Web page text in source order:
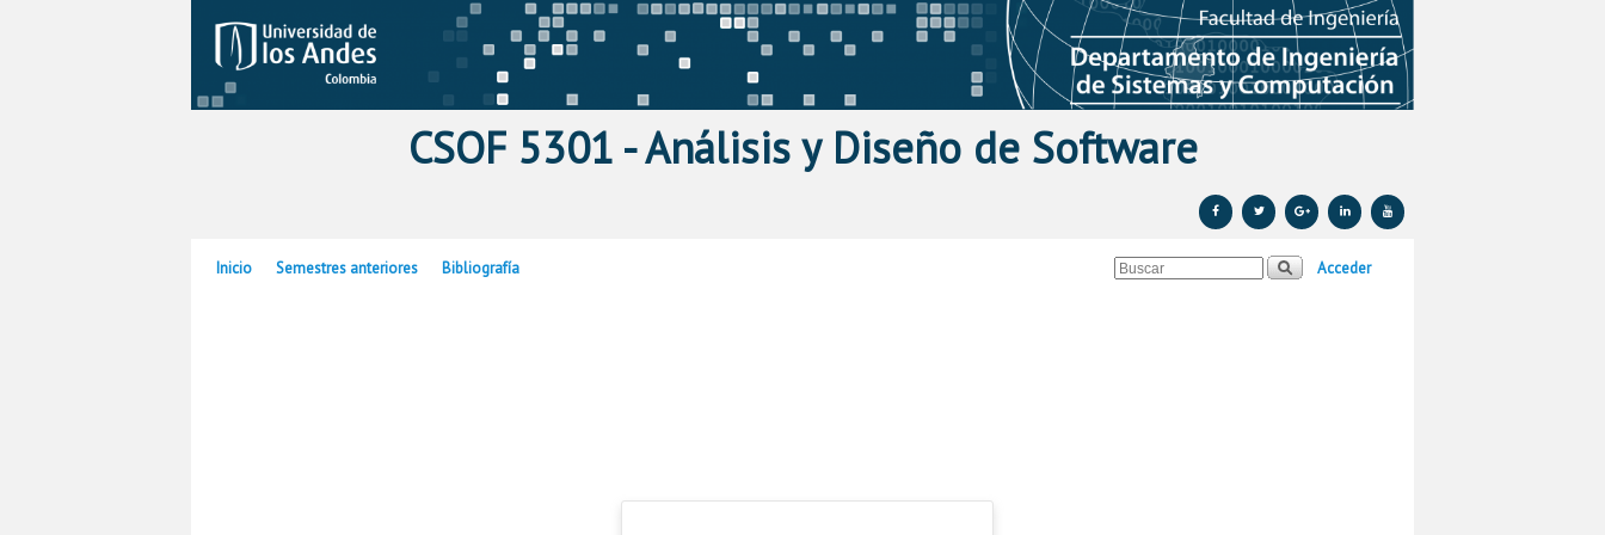
CSOF 5301 - Análisis y Diseño de Software
Inicio Semestres anteriores Bibliografía Acceder